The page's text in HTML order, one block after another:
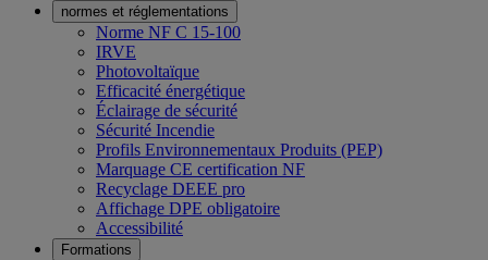
normes et réglementations
Norme NF C 15-100
IRVE
Photovoltaïque
Efficacité énergétique
Éclairage de sécurité
Sécurité Incendie
Profils Environnementaux Produits (PEP)
Marquage CE certification NF
Recyclage DEEE pro
Affichage DPE obligatoire
Accessibilité
Formations